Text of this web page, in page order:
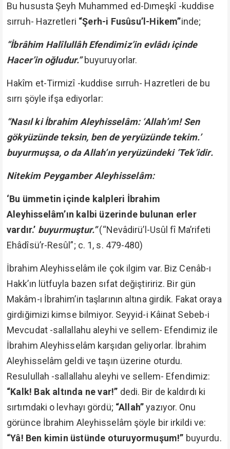
Bu hususta Şeyh Muhammed ed-Dımeşkî -kuddise
sırruh- Hazretleri “Şerh-i Fusûsu’l-Hikem”inde;
“İbrâhim Halîlullâh Efendimiz’in evlâdı içinde
Hacer’in oğludur.”buyuruyorlar.
Hakîm et-Tirmizî -kuddise sırruh- Hazretleri de bu
sırrı şöyle ifşa ediyorlar:
“Nasıl ki İbrahim Aleyhisselâm: ‘Allah’ım! Sen
gökyüzünde teksin, ben de yeryüzünde tekim.’
buyurmuşsa, o da Allah’ın yeryüzündeki ‘Tek’idir.
Nitekim Peygamber Aleyhisselâm:
‘Bu ümmetin içinde kalpleri İbrahim
Aleyhisselâm’ın kalbi üzerinde bulunan erler
vardır.’ buyurmuştur.”(“Nevâdirü’l-Usûl fî Ma’rifeti
Ehâdîsü’r-Resûl”; c. 1, s. 479-480)
İbrahim Aleyhisselâm ile çok ilgim var. Biz Cenâb-ı
Hakk’ın lütfuyla bazen sıfat değiştiririz. Bir gün
Makâm-ı İbrahim’in taşlarının altına girdik. Fakat oraya
girdiğimizi kimse bilmiyor. Seyyid-i Kâinat Sebeb-i
Mevcudat -sallallahu aleyhi ve sellem- Efendimiz ile
İbrahim Aleyhisselâm karşıdan geliyorlar. İbrahim
Aleyhisselâm geldi ve taşın üzerine oturdu.
Resulullah -sallallahu aleyhi ve sellem- Efendimiz:
“Kalk! Bak altında ne var!” dedi. Bir de kaldırdı ki
sırtımdaki o levhayı gördü; “Allah”yazıyor. Onu
görünce İbrahim Aleyhisselâm şöyle bir irkildi ve:
“Yâ! Ben kimin üstünde oturuyormuşum!” buyurdu.